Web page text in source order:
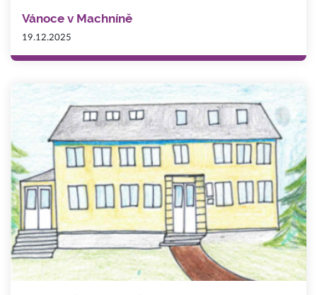
Vánoce v Machníně
19.12.2025